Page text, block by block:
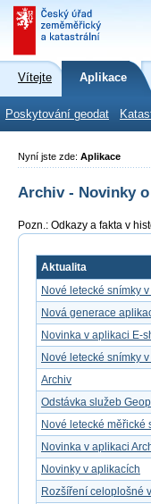
Vítejte Aplikace
Poskytování geodat
Nyní jste zde: Aplikace
Archiv - Novinky
Pozn.: Odkazy a fakta v
Aktualita
Nové letecké snímky
Nová generace
Novinka v aplikaci E-
Nové letecké snímky
Archiv
Odstávka služeb
Nové letecké měřické
Novinka v aplikaci
Novinky v aplikacích
Rozšíření celoplošné